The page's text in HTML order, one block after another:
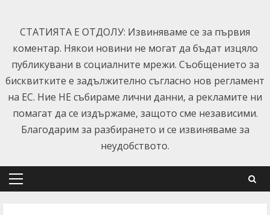
content
СТАТИЯТА Е ОТДОЛУ: Извиняваме се за първия
коментар. Някои новини не могат да бъдат изцяло
публикувани в социалните мрежи. Съобщението за
бисквитките е задължително съгласно нов регламент
на ЕС. Ние НЕ събираме лични данни, а рекламите ни
помагат да се издържаме, защото сме независими.
Благодарим за разбирането и се извиняваме за
неудобството.
Primary